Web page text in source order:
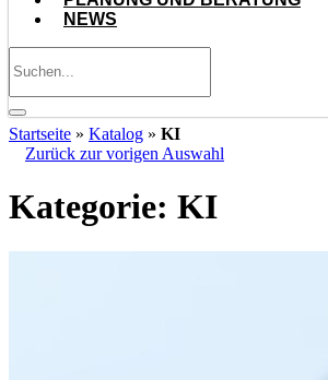
NEWS
Startseite » Katalog » KI
Zurück zur vorigen Auswahl
Kategorie: KI